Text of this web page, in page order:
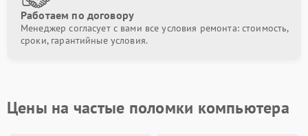
Работаем по договору
Менеджер согласует с вами все условия ремонта: стоимость,
сроки, гарантийные условия.
Цены на частые поломки компьютера